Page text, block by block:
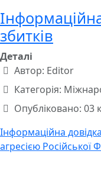
збитків
Деталі
Автор: Editor
Категорія:
Опубліковано: 03
Інформаційна
агресією Російської